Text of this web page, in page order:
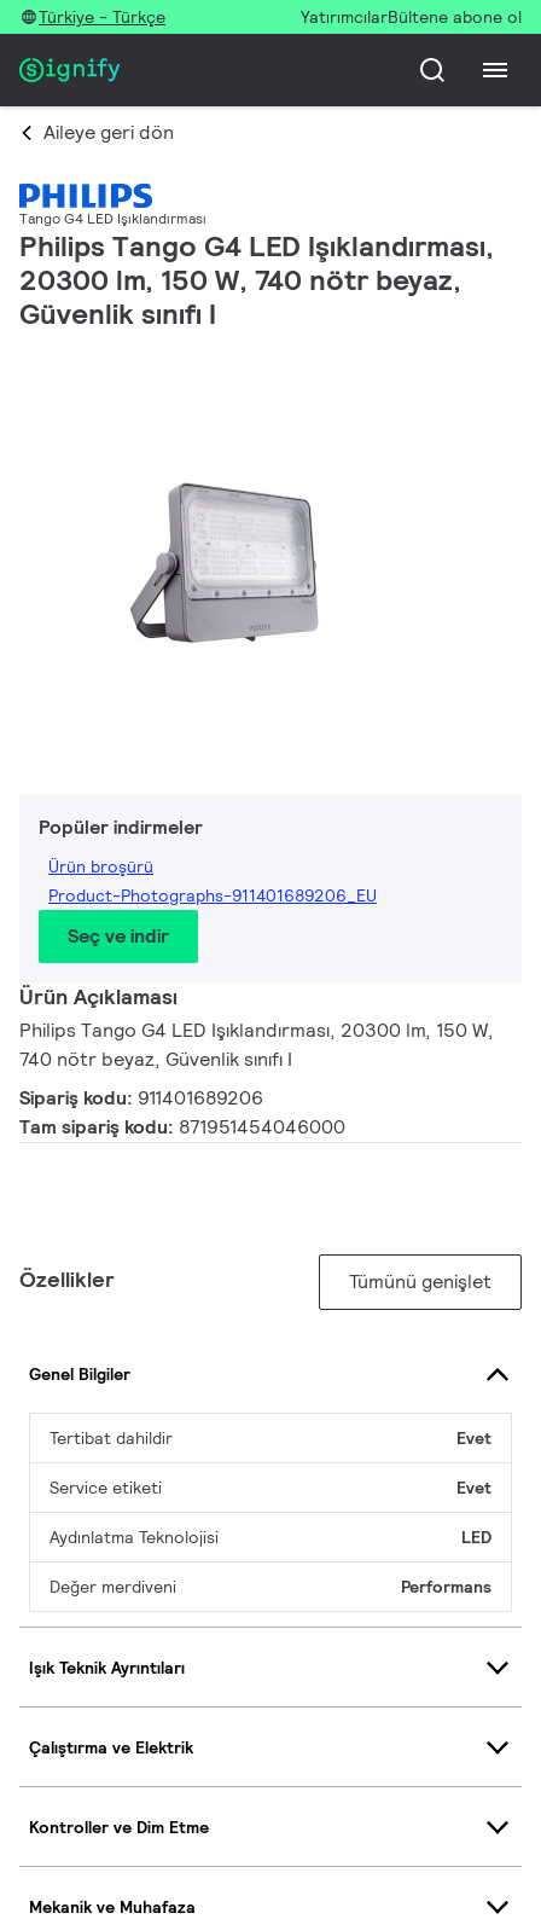
Türkiye - Türkçe YatırımcılarBültene abone ol
Aileye geri dön
Tango G4 LED Işıklandırması
Philips Tango G4 LED Işıklandırması,
20300 lm, 150 W, 740 nötr beyaz,
Güvenlik sınıfı I
Popüler indirmeler
Ürün broşürü
Product-Photographs-911401689206_EU
Seç ve indir
Ürün Açıklaması
Philips Tango G4 LED Işıklandırması, 20300 lm, 150 W,
740 nötr beyaz, Güvenlik sınıfı I
Sipariş kodu: 911401689206
Tam sipariş kodu: 871951454046000
Özellikler Tümünü genişlet
Genel Bilgiler
Tertibat dahildir Evet
Service etiketi Evet
Aydınlatma Teknolojisi LED
Değer merdiveni Performans
Işık Teknik Ayrıntıları
Çalıştırma ve Elektrik
Kontroller ve Dim Etme
Mekanik ve Muhafaza